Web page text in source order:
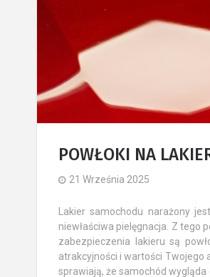
POWŁOKI NA
21 Września 2025
Lakier samochodu narażony
niewłaściwa pielęgnacja. Z tego
zabezpieczenia lakieru są
atrakcyjności i wartości Twojego
sprawiają, że samochód wygląda
Kosmetyki
- czy ADBL to
1 Lutego 2026
ADBL to marka,